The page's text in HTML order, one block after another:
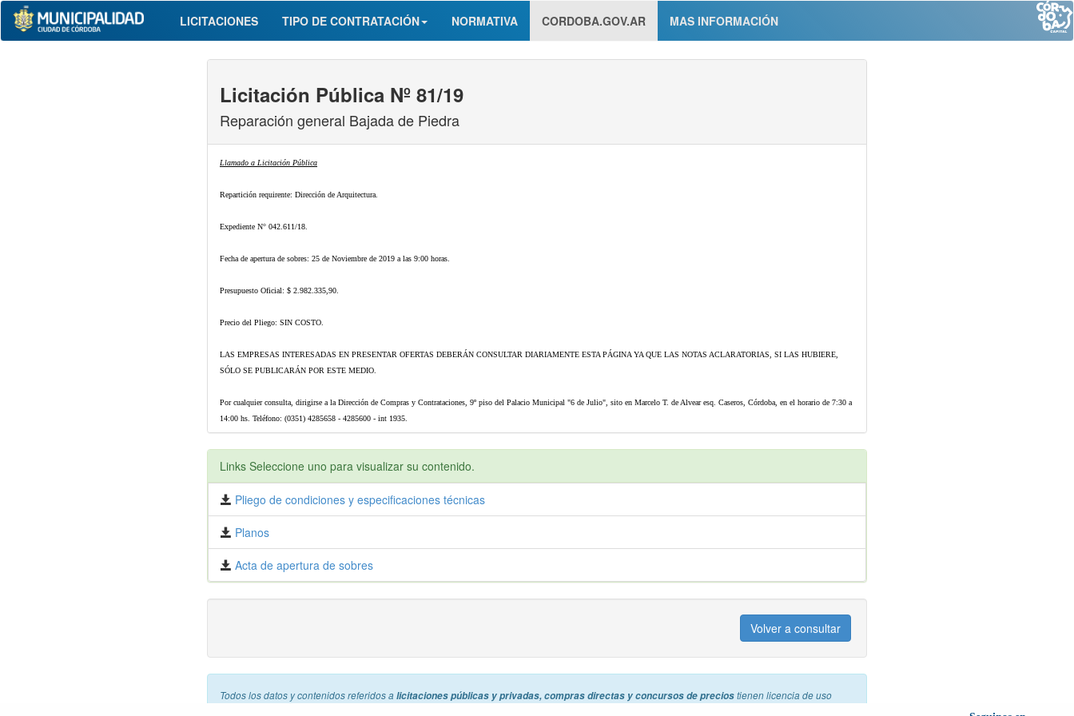
LICITACIONES TIPO DE CONTRATACIÓN NORMATIVA CORDOBA.GOV.AR MAS INFORMACIÓN
Licitación Pública Nº 81/19
Reparación general Bajada de Piedra
Llamado a Licitación Pública
Repartición requirente: Dirección de Arquitectura.
Expediente N° 042.611/18.
Fecha de apertura de sobres: 25 de Noviembre de 2019 a las 9:00 horas.
Presupuesto Oficial: $ 2.982.335,90.
Precio del Pliego: SIN COSTO.
LAS EMPRESAS INTERESADAS EN PRESENTAR OFERTAS DEBERÁN CONSULTAR DIARIAMENTE ESTA PÁGINA YA QUE LAS NOTAS ACLARATORIAS, SI LAS HUBIERE,
SÓLO SE PUBLICARÁN POR ESTE MEDIO.
Por cualquier consulta, dirigirse a la Dirección de Compras y Contrataciones, 9º piso del Palacio Municipal "6 de Julio", sito en Marcelo T. de Alvear esq. Caseros, Córdoba, en el horario de 7:30 a
14:00 hs. Teléfono: (0351) 4285658 - 4285600 - int 1935.
Links Seleccione uno para visualizar su contenido.
Pliego de condiciones y especificaciones técnicas
Planos
Acta de apertura de sobres
Volver a consultar
Todos los datos y contenidos referidos a licitaciones públicas y privadas, compras directas y concursos de preciostienen licencia de uso